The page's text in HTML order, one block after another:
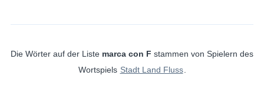
Die Wörter auf der Liste marca con F stammen von Spielern des
Wortspiels Stadt Land Fluss